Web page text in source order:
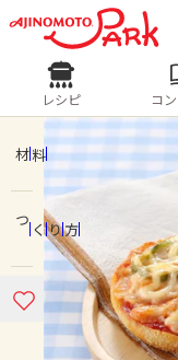
ログ
ログイ
ホーム
コンテ
レシピ
きゅうり
ピーマン
レシピ コ
材料
つくり方